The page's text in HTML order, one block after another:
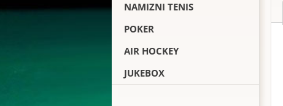
NAMIZNI TENIS
POKER
AIR HOCKEY
JUKEBOX